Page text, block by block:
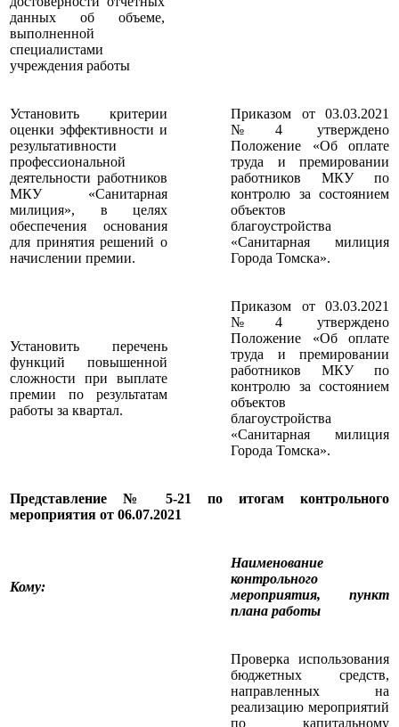
данных об объеме,
выполненной
специалистами
учреждения работы
Установить критерии
оценки эффективности и
результативности
профессиональной
деятельности работников
МКУ «Санитарная
милиция», в целях
обеспечения основания
для принятия решений о
начислении премии.
Приказом от 03.03.2021
№4 утверждено
Положение «Об оплате
труда и премировании
работников МКУ по
контролю за состоянием
объектов
благоустройства
«Санитарная милиция
Города Томска».
Установить перечень
функций повышенной
сложности при выплате
премии по результатам
работы за квартал.
Приказом от 03.03.2021
№4 утверждено
Положение «Об оплате
труда и премировании
работников МКУ по
контролю за состоянием
объектов
благоустройства
«Санитарная милиция
Города Томска».
Представление № 5-21 по итогам контрольного
мероприятия от 06.07.2021
Кому:
Наименование
контрольного
мероприятия, пункт
плана работы
Проверка использования
бюджетных средств,
направленных на
реализацию мероприятий
по капитальному